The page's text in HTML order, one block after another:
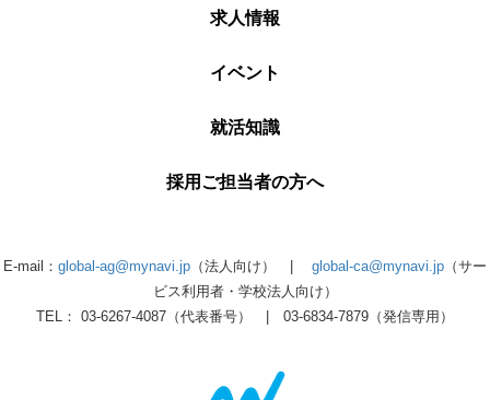
求人情報
イベント
就活知識
採用ご担当者の方へ
E-mail： global-ag@mynavi.jp （法人向け） | global-ca@mynavi.jp （サー
ビス利用者・学校法人向け）
TEL： 03-6267-4087（代表番号） | 03-6834-7879（発信専用）